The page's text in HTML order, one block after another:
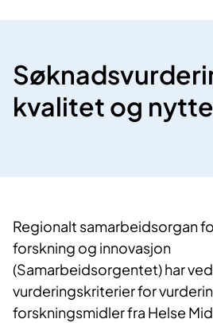
kvalitet og
Regionalt samarbeidsorgan
forskning og innovasjon
(Samarbeidsorgentet) har
vurderingskriterier for
forskningsmidler fra Helse